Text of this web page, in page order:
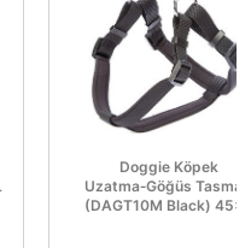
Doggie Köpek
Uzatma‑Göğüs
(DAGT10M Black)